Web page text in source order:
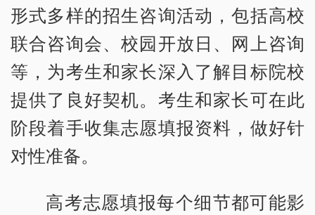
形式多样的招生咨询活动，包括高校
联合咨询会、校园开放日、网上咨询
等，为考生和家长深入了解目标院校
提供了良好契机。考生和家长可在此
阶段着手收集志愿填报资料，做好针
对性准备。
高考志愿填报每个细节都可能影